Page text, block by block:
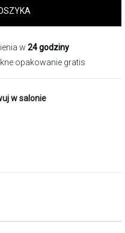
w 24 godziny
opakowanie gratis
w salonie